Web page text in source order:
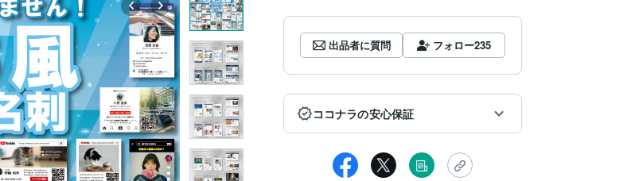
出品者に質問 フォロー235
ココナラの安心保証